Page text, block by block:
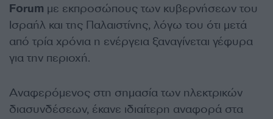
Forum με εκπροσώπους των κυβερνήσεων του
Ισραήλ και της Παλαιστίνης, λόγω του ότι μετά
από τρία χρόνια η ενέργεια ξαναγίνεται γέφυρα
για την περιοχή.
Αναφερόμενος στη σημασία των ηλεκτρικών
διασυνδέσεων, έκανε ιδιαίτερη αναφορά στα